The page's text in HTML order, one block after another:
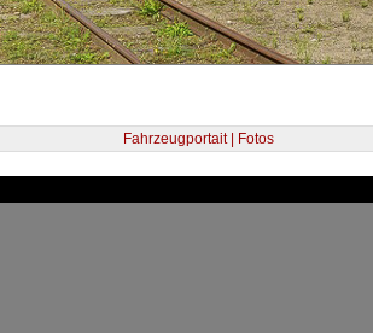
Fahrzeugportait | Fotos